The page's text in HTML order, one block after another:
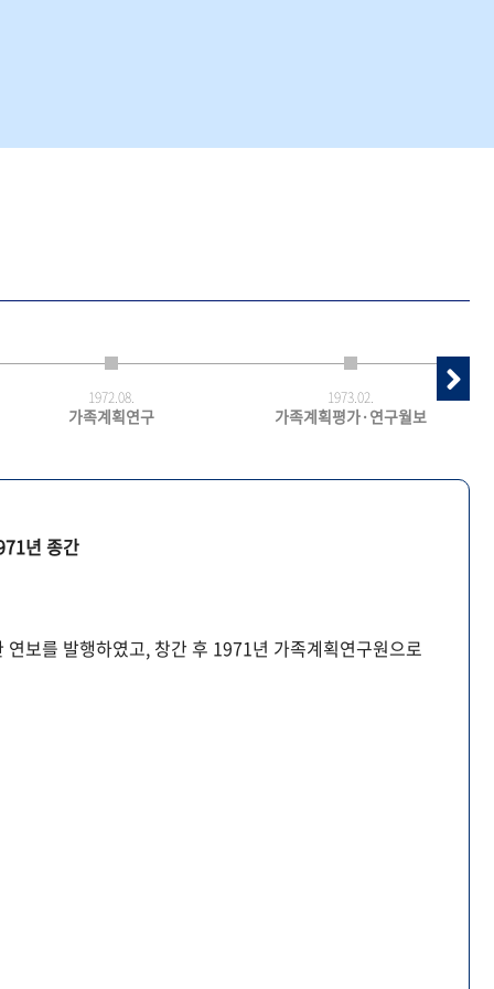
1972.08.
가족계획연구
1973.02.
가족계획평가·연구월보
년 종간
보를 발행하였고, 창간 후 1971년 가족계획연구원으로